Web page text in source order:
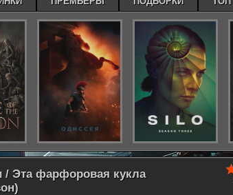
/ Эта фарфоровая кукла